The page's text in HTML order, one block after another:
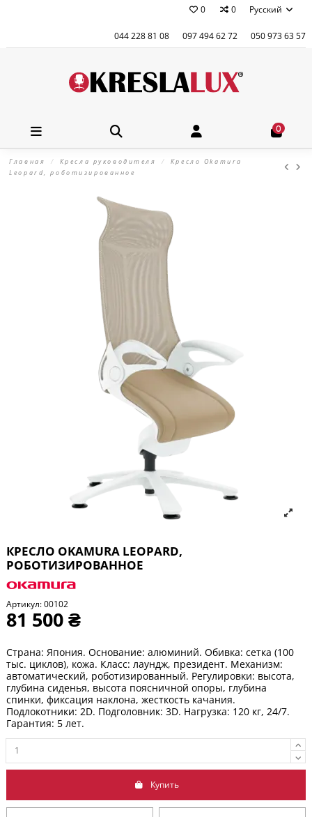
0 0 Русский
044 228 81 08 097 494 62 72 050 973 63 57
0
Главная Кресла руководителя
Кресло Okamura
Leopard, роботизированное
КРЕСЛО OKAMURA LEOPARD,
РОБОТИЗИРОВАННОЕ
Артикул:00102
81 500 ₴
Страна: Япония. Основание: алюминий. Обивка: сетка (100
тыс. циклов), кожа. Класс: лаундж, президент. Механизм:
автоматический, роботизированный. Регулировки: высота,
глубина сиденья, высота поясничной опоры, глубина
спинки, фиксация наклона, жесткость качания.
Подлокотники: 2D. Подголовник: 3D. Нагрузка: 120 кг, 24/7.
Гарантия: 5 лет.
Купить